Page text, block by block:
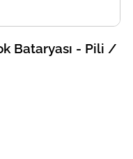
Bataryası - Pili /